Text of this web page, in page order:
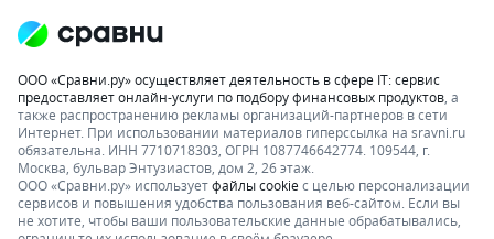
ООО «Сравни.ру» осуществляет деятельность в сфере IT: сервис
предоставляет онлайн-услуги по подбору финансовых продуктов , а
также распространению рекламы организаций-партнеров в сети
Интернет. При использовании материалов гиперссылка на sravni.ru
обязательна. ИНН 7710718303, ОГРН 1087746642774. 109544, г.
Москва, бульвар Энтузиастов, дом 2, 26 этаж.
ООО «Сравни.ру» используетфайлы cookieс целью персонализации
сервисов и повышения удобства пользования веб-сайтом. Если вы
не хотите, чтобы ваши пользовательские данные обрабатывались,